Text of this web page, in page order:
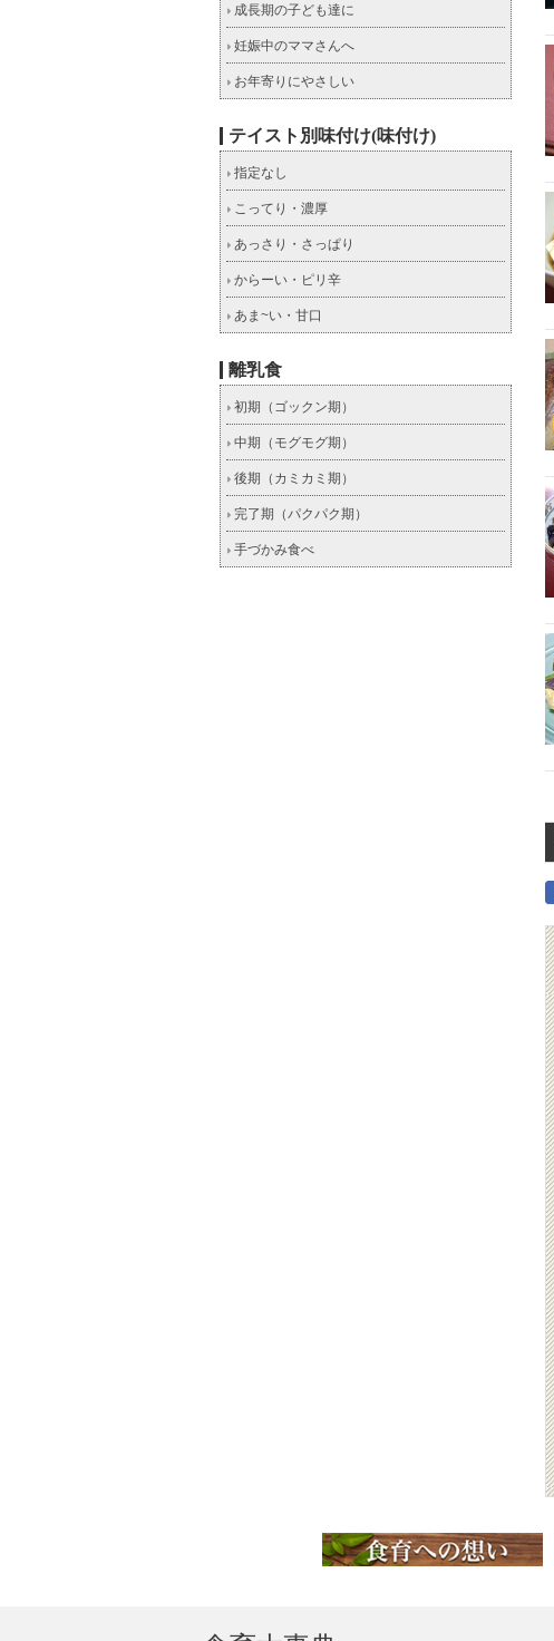
成長期の子ども達に
妊娠中のママさんへ
お年寄りにやさしい
テイスト別味付け(味付け)
指定なし
こってり・濃厚
あっさり・さっぱり
からーい・ピリ辛
あま~い・甘口
離乳食
初期（ゴックン期）
中期（モグモグ期）
後期（カミカミ期）
完了期（パクパク期）
手づかみ食べ